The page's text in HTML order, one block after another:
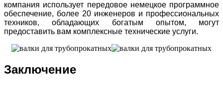
компания использует передовое немецкое программное
обеспечение, более 20 инженеров и профессиональных
техников, обладающих богатым опытом, могут
предоставить вам комплексные технические услуги.
Заключение